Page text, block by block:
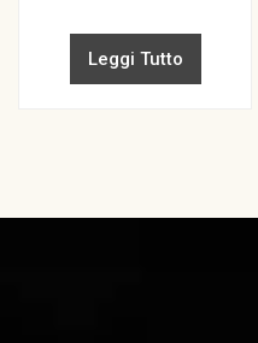
Leggi Tutto